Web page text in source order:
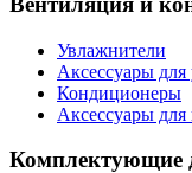
Увлажнители
Аксессуары
Кондиционеры
Аксессуары
Комплектующие